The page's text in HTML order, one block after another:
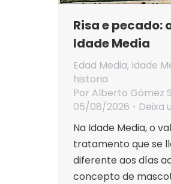
Risa e pecado:
Idade Media
Edad Media, Idade
historia
Por Alberto Gómez
05/08/2026
Deixa
Na Idade Media, o
tratamento que se
diferente aos días
concepto de